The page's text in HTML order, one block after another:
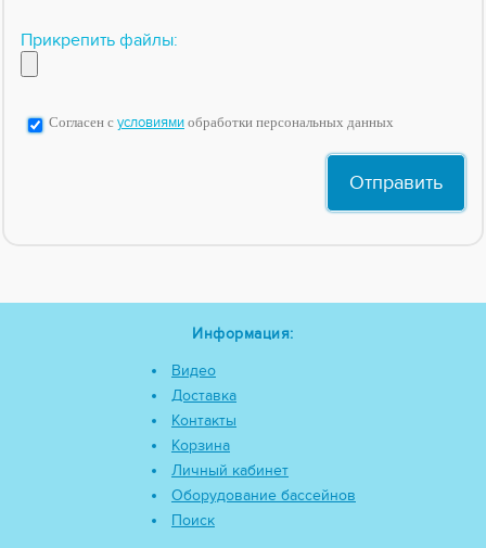
Прикрепить файлы:
Согласен с условиями обработки персональных данных
Информация:
Видео
Доставка
Контакты
Корзина
Личный кабинет
Оборудование бассейнов
Поиск